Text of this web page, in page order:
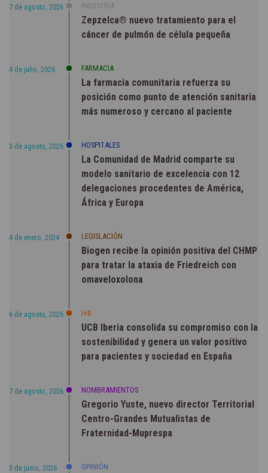
7 de agosto, 2026 INDUSTRIA
Zepzelca® nuevo tratamiento para el
cáncer de pulmón de célula pequeña
4 de julio, 2026 FARMACIA
La farmacia comunitaria refuerza su
posición como punto de atención sanitaria
más numeroso y cercano al paciente
3 de agosto, 2026 HOSPITALES
La Comunidad de Madrid comparte su
modelo sanitario de excelencia con 12
delegaciones procedentes de América,
África y Europa
4 de enero, 2024 LEGISLACIÓN
Biogen recibe la opinión positiva del CHMP
para tratar la ataxia de Friedreich con
omaveloxolona
6 de agosto, 2026 I+D
UCB Iberia consolida su compromiso con la
sostenibilidad y genera un valor positivo
para pacientes y sociedad en España
7 de agosto, 2026 NOMBRAMIENTOS
Gregorio Yuste, nuevo director Territorial
Centro-Grandes Mutualistas de
Fraternidad-Muprespa
3 de junio, 2026 OPINIÓN